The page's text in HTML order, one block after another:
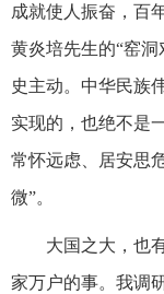
成就使人振奋，百
黄炎培先生的“窑
史主动。中华民族
实现的，也绝不是
常怀远虑、居安思
微”。
大国之大，也
家万户的事。我调